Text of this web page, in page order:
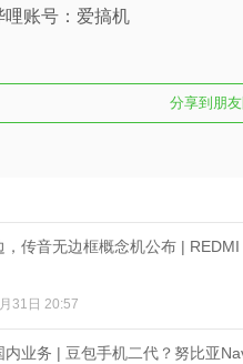
哩账号：爱搞机
分享到朋友
，传音无边框概念机公布 |
31日 20:57
内业务 | 豆包手机二代？努比亚